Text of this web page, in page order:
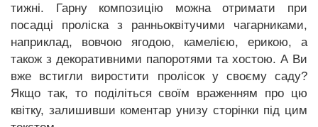
тижні. Гарну композицію можна отримати при
посадці проліска з ранньоквітучими чагарниками,
наприклад, вовчою ягодою, камелією, ерикою, а
також з декоративними папоротями та хостою. А Ви
вже встигли виростити пролісок у своєму саду?
Якщо так, то поділіться своїм враженням про цю
квітку, залишивши коментар унизу сторінки під цим